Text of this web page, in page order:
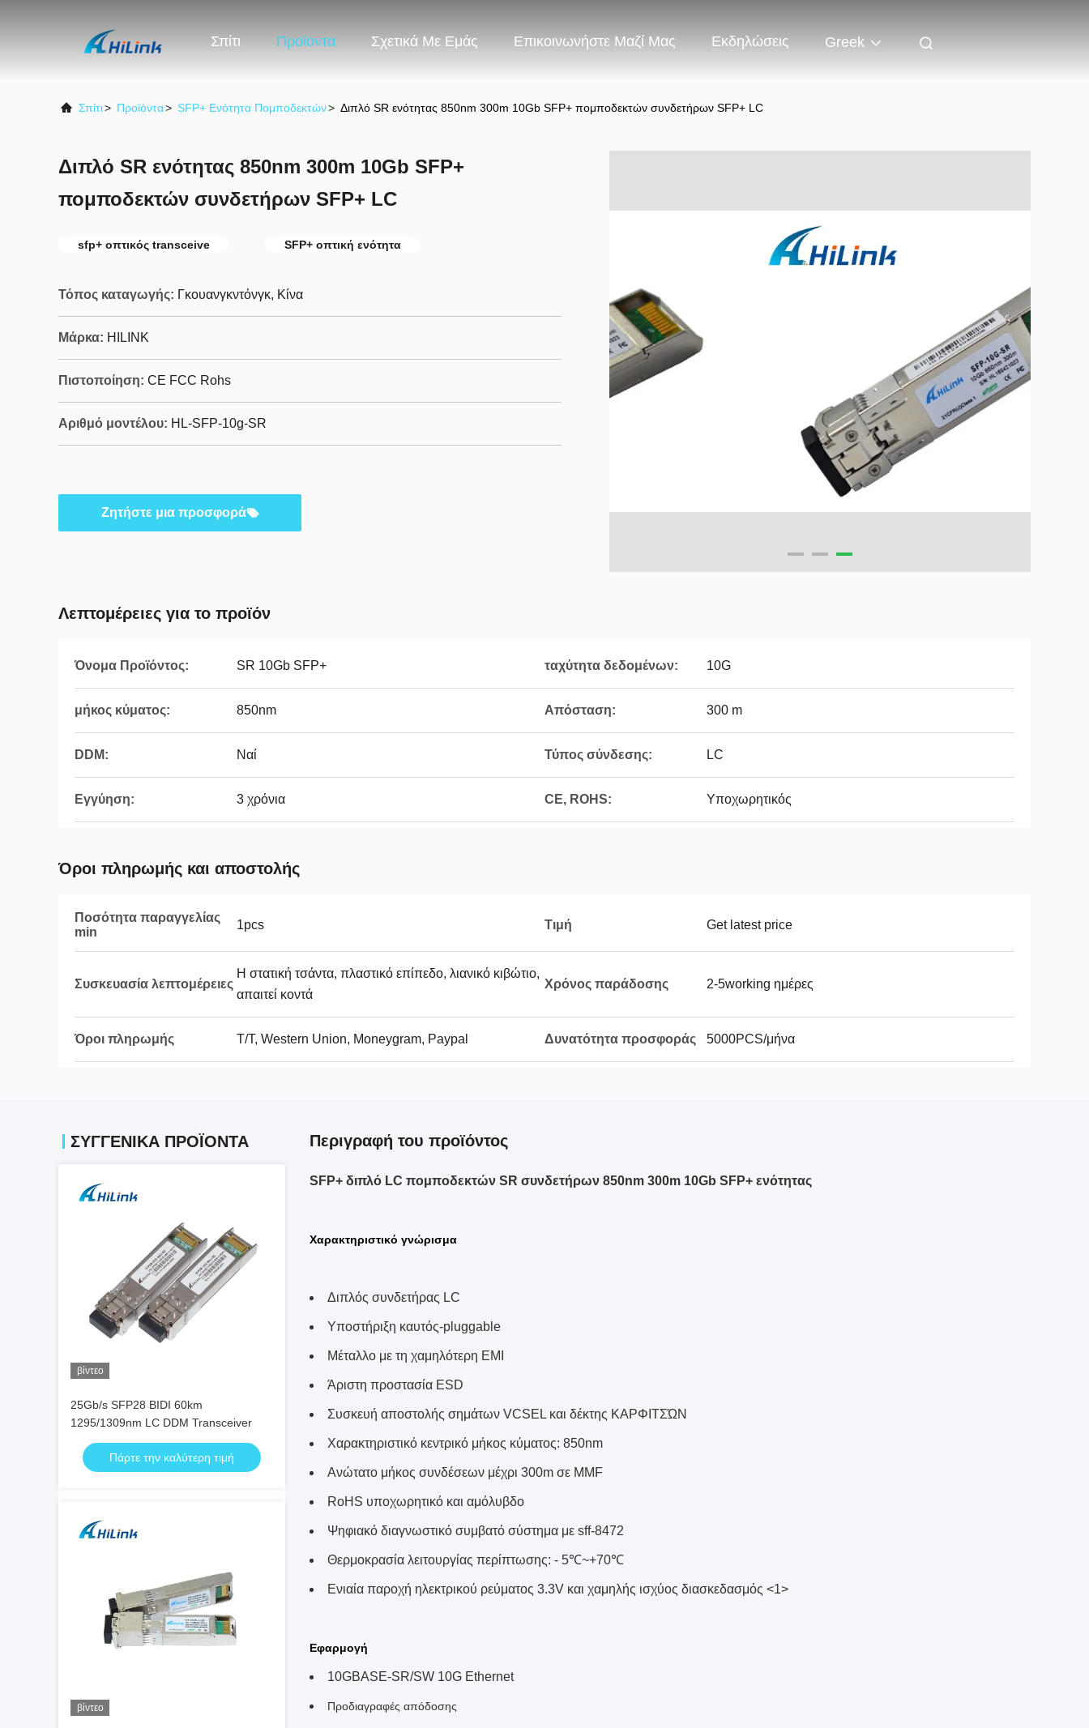
Σπίτι Προϊόντα Σχετικά Με Εμάς Επικοινωνήστε Μαζί Μας Εκδηλώσεις Greek
Σπίτι> Προϊόντα> SFP+ Ενότητα Πομποδεκτών> Διπλό SR ενότητας 850nm 300m 10Gb SFP+ πομποδεκτών συνδετήρων SFP+ LC
Διπλό SR ενότητας 850nm 300m 10Gb SFP+
πομποδεκτών συνδετήρων SFP+ LC
sfp+ οπτικός transceive SFP+ οπτική ενότητα
Τόπος καταγωγής: Γκουανγκντόνγκ, Κίνα
Μάρκα: HILINK
Πιστοποίηση: CE FCC Rohs
Αριθμό μοντέλου: HL-SFP-10g-SR
Ζητήστε μια προσφορά
Λεπτομέρειες για το προϊόν
Όνομα Προϊόντος: SR 10Gb SFP+ ταχύτητα δεδομένων: 10G
μήκος κύματος: 850nm Απόσταση: 300 m
DDM: Ναί Τύπος σύνδεσης: LC
Εγγύηση: 3 χρόνια CE, ROHS: Υποχωρητικός
Όροι πληρωμής και αποστολής
Ποσότητα παραγγελίας
min
1pcs Τιμή Get latest price
Συσκευασία λεπτομέρειες
Η στατική τσάντα, πλαστικό επίπεδο, λιανικό κιβώτιο,
απαιτεί κοντά
Χρόνος παράδοσης 2-5working ημέρες
Όροι πληρωμής T/T, Western Union, Moneygram, Paypal Δυνατότητα προσφοράς 5000PCS/μήνα
ΣΥΓΓΕΝΙΚΆ ΠΡΟΪΌΝΤΑ
βίντεο
25Gb/s SFP28 BIDI 60km
1295/1309nm LC DDM Transceiver
Πάρτε την καλύτερη τιμή
βίντεο
Περιγραφή του προϊόντος
SFP+ διπλό LC πομποδεκτών SR συνδετήρων 850nm 300m 10Gb SFP+ ενότητας
Χαρακτηριστικό γνώρισμα
Διπλός συνδετήρας LC
Υποστήριξη καυτός-pluggable
Μέταλλο με τη χαμηλότερη EMI
Άριστη προστασία ESD
Συσκευή αποστολής σημάτων VCSEL και δέκτης ΚΑΡΦΙΤΣΏΝ
Χαρακτηριστικό κεντρικό μήκος κύματος: 850nm
Ανώτατο μήκος συνδέσεων μέχρι 300m σε MMF
RoHS υποχωρητικό και αμόλυβδο
Ψηφιακό διαγνωστικό συμβατό σύστημα με sff-8472
Θερμοκρασία λειτουργίας περίπτωσης: - 5℃~+70℃
Ενιαία παροχή ηλεκτρικού ρεύματος 3.3V και χαμηλής ισχύος διασκεδασμός <1>
Εφαρμογή
10GBASE-SR/SW 10G Ethernet
Προδιαγραφές απόδοσης